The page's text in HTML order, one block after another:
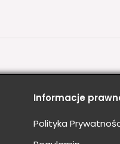
Informacje
Polityka